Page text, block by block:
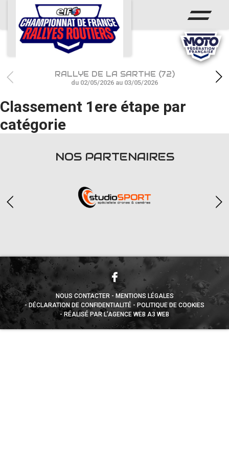
ACCUEIL
ACTUS
CALENDRIER
CHAMPIONNAT
RÉSULTATS
PHOTOS / WEB TV
PARTENAIRES
RALLYE DE LA SARTHE (72)
du 02/05/2026 au 03/05/2026
Classement 1ere étape par
catégorie
NOS PARTENAIRES
NOUS CONTACTER
MENTIONS LÉGALES
DÉCLARATION DE CONFIDENTIALITÉ
POLITIQUE DE COOKIES
RÉALISÉ PAR L’AGENCE WEB A3 WEB